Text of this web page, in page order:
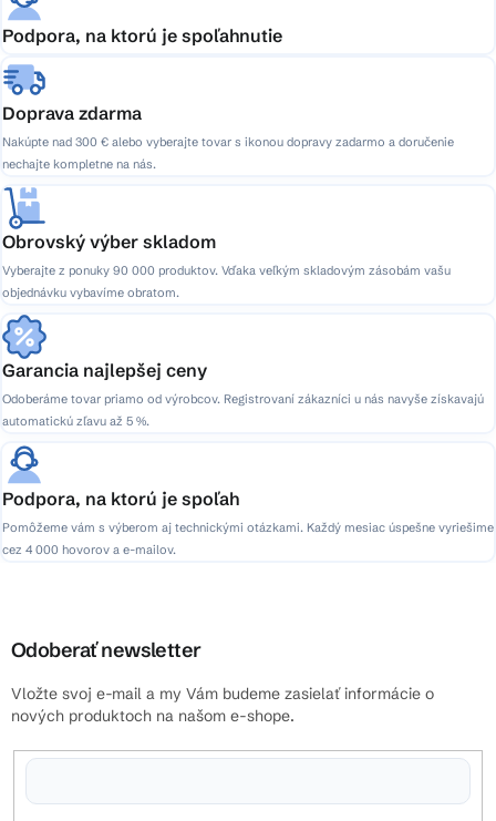
Podpora, na ktorú je spoľahnutie
Doprava zdarma
Nakúpte nad 300 € alebo vyberajte tovar s ikonou dopravy zadarmo a doručenie
nechajte kompletne na nás.
Obrovský výber skladom
Vyberajte z ponuky 90 000 produktov. Vďaka veľkým skladovým zásobám vašu
objednávku vybavíme obratom.
Garancia najlepšej ceny
Odoberáme tovar priamo od výrobcov. Registrovaní zákazníci u nás navyše získavajú
automatickú zľavu až 5 %.
Podpora, na ktorú je spoľah
Pomôžeme vám s výberom aj technickými otázkami. Každý mesiac úspešne vyriešime
cez 4 000 hovorov a e-mailov.
Odoberať newsletter
Vložte svoj e-mail a my Vám budeme zasielať informácie o
nových produktoch na našom e-shope.